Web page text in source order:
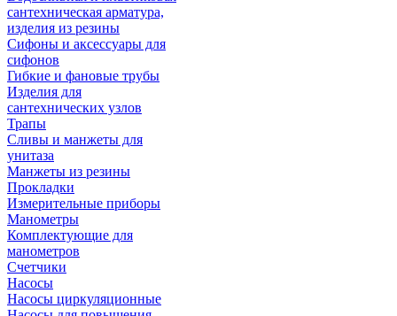
сантехническая арматура,
изделия из резины
Сифоны и аксессуары для
сифонов
Гибкие и фановые трубы
Изделия для
сантехнических узлов
Трапы
Сливы и манжеты для
унитаза
Манжеты из резины
Прокладки
Измерительные приборы
Манометры
Комплектующие для
манометров
Счетчики
Насосы
Насосы циркуляционные